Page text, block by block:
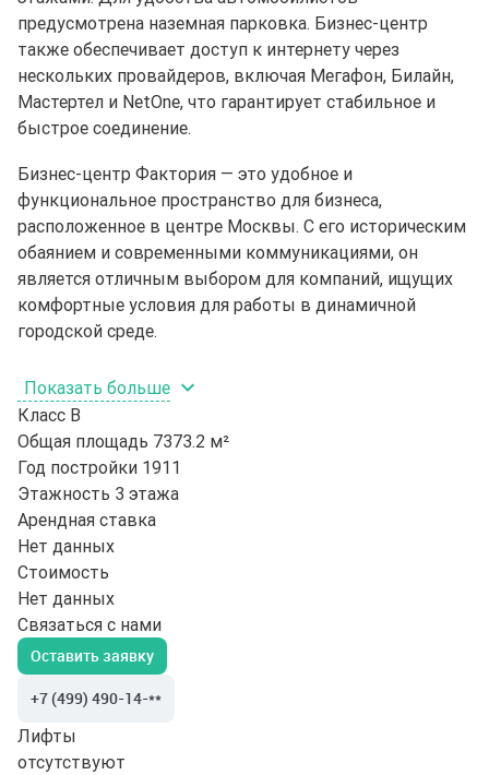
предусмотрена наземная парковка. Бизнес-центр
также обеспечивает доступ к интернету через
нескольких провайдеров, включая Мегафон, Билайн,
Мастертел и NetOne, что гарантирует стабильное и
быстрое соединение.
Бизнес-центр Фактория — это удобное и
функциональное пространство для бизнеса,
расположенное в центре Москвы. С его историческим
обаянием и современными коммуникациями, он
является отличным выбором для компаний, ищущих
комфортные условия для работы в динамичной
городской среде.
Показать больше
Класс B
Общая площадь 7373.2 м²
Год постройки 1911
Этажность 3 этажа
Арендная ставка
Нет данных
Стоимость
Нет данных
Связаться с нами
Оставить заявку
+7 (499) 490-14-**
Лифты
отсутствуют